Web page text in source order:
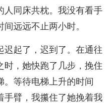
人同床共枕。我没有看手
远远不止两小时。
迟起了，迟到了。在通往
时，她快跑了几步，挽住
。等待电梯上升的时间
手臂，我攥住了她挽着我